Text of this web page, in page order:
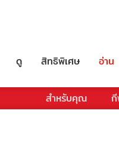
ดู สิทธิพิเศษ อ่าน
สำหรับคุณ